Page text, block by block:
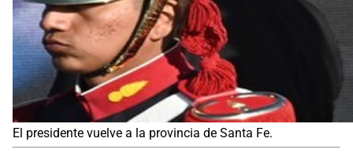
El presidente vuelve a la provincia de Santa Fe.